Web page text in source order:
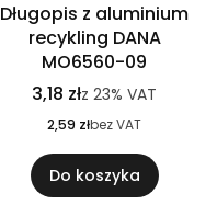
Długopis z aluminium
recykling DANA
MO6560-09
3,18 złz 23% VAT
2,59 złbez VAT
Do koszyka